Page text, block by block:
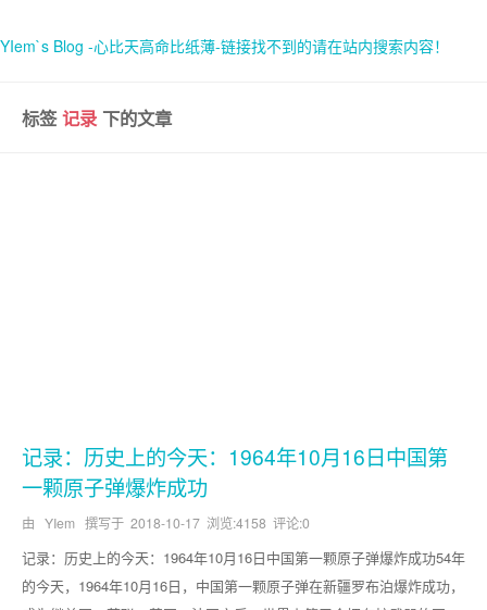
YIem`s Blog -心比天高命比纸薄-链接找不到的请在站内搜索内容！
首页
标签记录 下的文章
记录：历史上的今天：1964年10月16日中国第
一颗原子弹爆炸成功
由 YIem 撰写于 2018-10-17 浏览:4158 评论:0
记录：历史上的今天：1964年10月16日中国第一颗原子弹爆炸成功54年
的今天，1964年10月16日，中国第一颗原子弹在新疆罗布泊爆炸成功，